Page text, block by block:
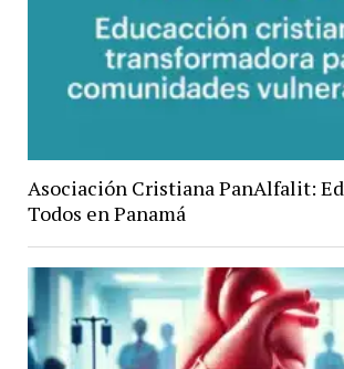
Asociación Cristiana PanAlfalit:
Todos en Panamá